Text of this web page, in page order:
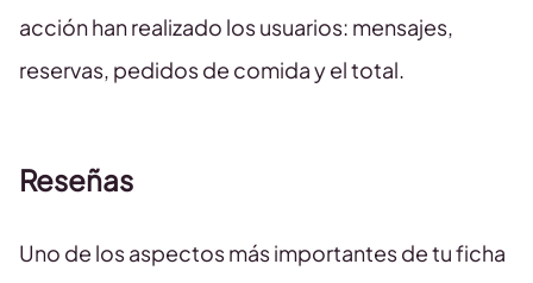
acción han realizado los usuarios: mensajes,
reservas, pedidos de comida y el total.
Reseñas
Uno de los aspectos más importantes de tu ficha